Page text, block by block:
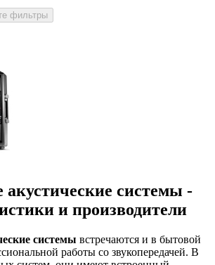
фильтры
системы -
и производители
системы встречаются и в бытовой
работы со звукопередачей. В